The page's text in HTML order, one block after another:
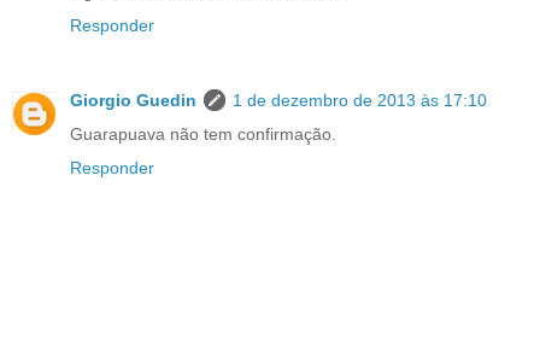
Responder
Giorgio Guedin
1 de dezembro de 2013 às 17:10
Guarapuava não tem confirmação.
Responder